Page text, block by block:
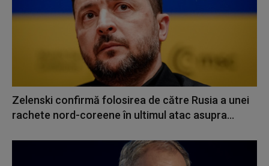
Zelenski confirmă folosirea de către Rusia a unei
rachete nord-coreene în ultimul atac asupra...